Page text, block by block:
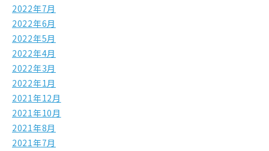
2022年7月
2022年6月
2022年5月
2022年4月
2022年3月
2022年1月
2021年12月
2021年10月
2021年8月
2021年7月